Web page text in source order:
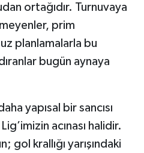
ortağıdır. Turnuvaya
prim
planlamalarla bu
bugün aynaya
yapısal bir sancısı
acınası halidir.
gol krallığı yarışındaki